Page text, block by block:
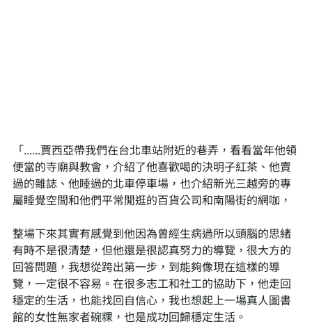
「......賈西亞帶我們在台北車站附近的巷弄，看看當年他領
便當的寺廟與教會，介紹了他喜歡喝的決明子紅茶、他賣
過的雜誌、他睡過的北車停車場，也介紹新光三越旁的專
屬睡覺空間和他們平常閒逛的百貨公司和南陽街的網咖，
整場下來其實有感覺到他因為曾經生病過所以頭腦的思緒
有時不是很清楚，但他還是很認真努力的導覽，很大方的
回答問題，我想從跨出第一步，到能夠像現在這樣的導
覽，一定很不容易。在很多志工和社工的協助下，他走回
穩定的生活，也能找回自信心，我也想起上一場真人圖書
館的女性無家者碗粿，也是成功回歸穩定生活。